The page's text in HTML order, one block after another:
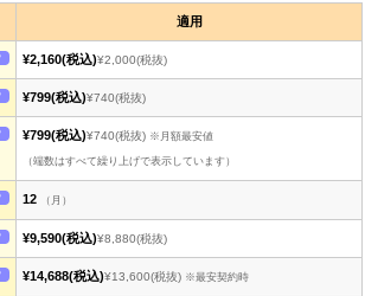
適用
¥2,160(税込)¥2,000(税抜)
¥799(税込)¥740(税抜)
¥799(税込)¥740(税抜) ※月額最安値
（端数はすべて繰り上げで表示しています）
12 （月）
¥9,590(税込)¥8,880(税抜)
¥14,688(税込)¥13,600(税抜) ※最安契約時